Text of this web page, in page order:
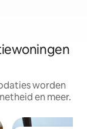
worden
en meer.